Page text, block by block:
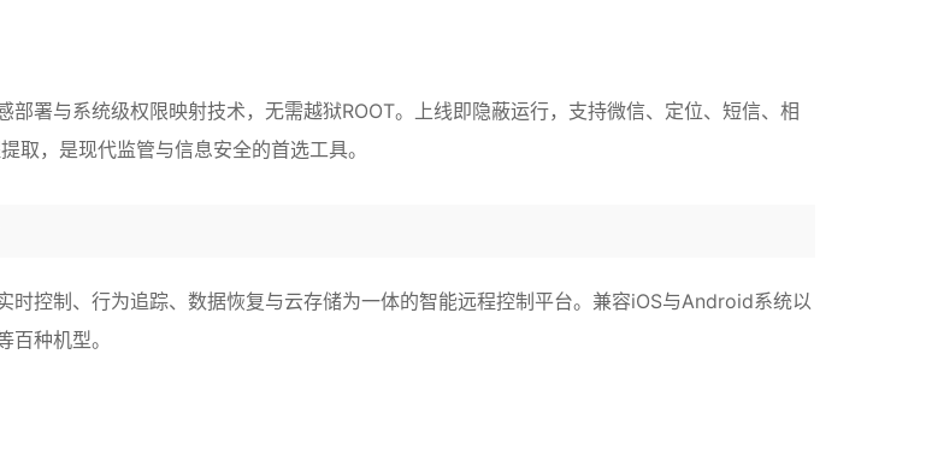
署与系统级权限映射技术，无需越狱ROOT。上线即隐蔽运行，支持微信、定位、短信、相
取，是现代监管与信息安全的首选工具。
控制、行为追踪、数据恢复与云存储为一体的智能远程控制平台。兼容iOS与Android系统以
种机型。